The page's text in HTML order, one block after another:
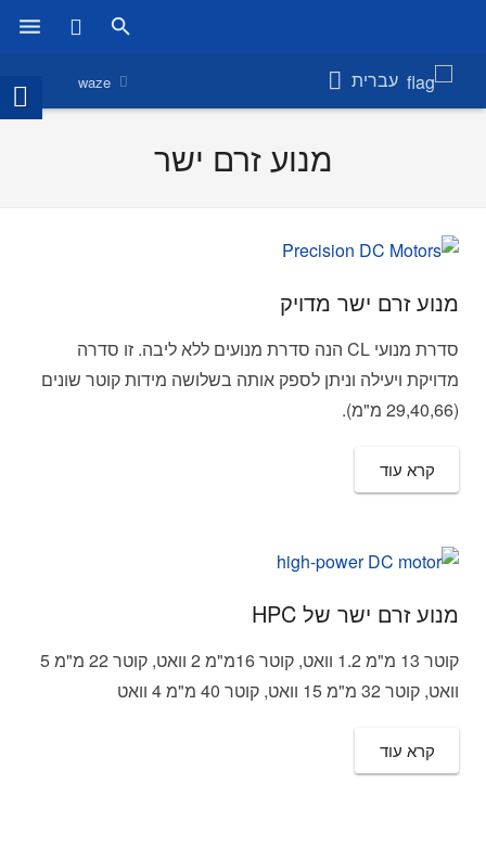
ראשי
צור קשר
עברית waze
מנוע זרם ישר
מנוע זרם ישר מדויק
סדרת מנועי CL הנה סדרת מנועים ללא ליבה. זו סדרה
מדויקת ויעילה וניתן לספק אותה בשלושה מידות קוטר שונים
(29,40,66 מ"מ).
קרא עוד
מנוע זרם ישר של HPC
קוטר 13 מ"מ 1.2 וואט, קוטר 16מ"מ 2 וואט, קוטר 22 מ"מ 5
וואט, קוטר 32 מ"מ 15 וואט, קוטר 40 מ"מ 4 וואט
קרא עוד